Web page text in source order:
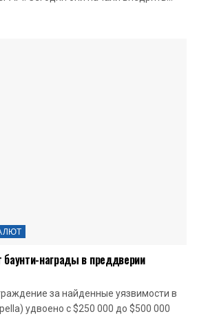
баунти-награды в преддверии
за найденные уязвимости в
удвоено с $250 000 до $500 000